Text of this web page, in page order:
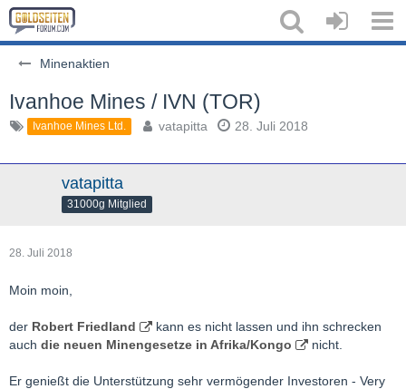
Minenaktien
Ivanhoe Mines / IVN (TOR)
Ivanhoe Mines Ltd. vatapitta 28. Juli 2018
vatapitta
31000g Mitglied
28. Juli 2018
Moin moin,
der Robert Friedland
kann es nicht lassen und ihn schrecken
auch die neuen Minengesetze in Afrika/Kongo nicht.
Er genießt die Unterstützung sehr vermögender Investoren - Very